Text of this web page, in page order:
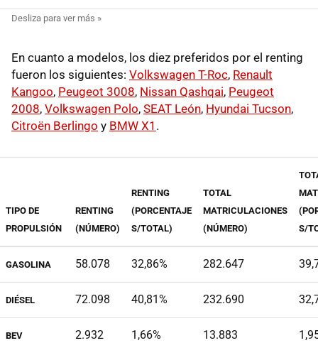
En cuanto a modelos, los diez preferidos por el renting
fueron los siguientes: Volkswagen T-Roc, Renault
Kangoo, Peugeot 3008, Nissan Qashqai, Peugeot
2008, Volkswagen Polo, SEAT León, Hyundai Tucson,
Citroën Berlingo y BMW X1 .
TIPO DE
PROPULSIÓN
RENTING
(NÚMERO)
RENTING
(PORCENTAJE
S/TOTAL)
TOTAL
MATRICULACIONES
(NÚMERO)
S/
GASOLINA 58.078 32,86% 282.647
DIÉSEL 72.098 40,81% 232.690
BEV
2.932 1,66% 13.883